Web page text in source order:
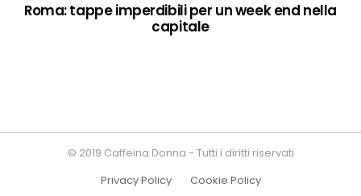
Roma: tappe imperdibili per un week end nella
capitale
© 2019 Caffeina Donna - Tutti i diritti riservati
Privacy Policy
Cookie Policy